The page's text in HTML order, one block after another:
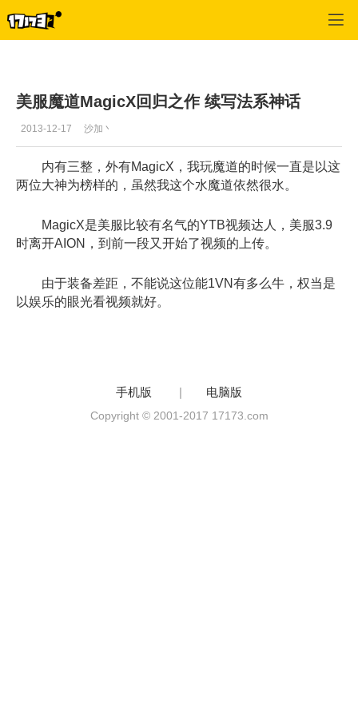
美服魔道MagicX回归之作 续写法系神话
2013-12-17 沙加丶
内有三整，外有MagicX，我玩魔道的时候一直是以这
两位大神为榜样的，虽然我这个水魔道依然很水。
MagicX是美服比较有名气的YTB视频达人，美服3.9
时离开AION，到前一段又开始了视频的上传。
由于装备差距，不能说这位能1VN有多么牛，权当是
以娱乐的眼光看视频就好。
手机版 | 电脑版
Copyright © 2001-2017 17173.com